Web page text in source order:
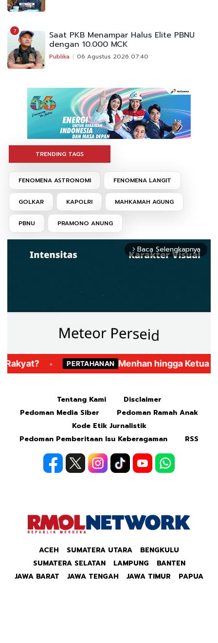
7 Saat PKB Menampar Halus Elite PBNU
dengan 10.000 MCK
Publika 06 Agustus 2026 07:40
TRENDING TAGS
FENOMENA ASTRONOMI FENOMENA LANGIT
GOLKAR KAPOLRI MAHKAMAH AGUNG
PBNU PRAMONO ANUNG
arrow_forward_ios Baca Selengkapnya
Tentang Kami
Disclaimer
Pedoman Media Siber
Pedoman Ramah Anak
Kode Etik Jurnalistik
Pedoman Pemberitaan Isu Keberagaman
RSS
ACEH SUMATERA UTARA
BENGKULU
SUMATERA SELATAN
LAMPUNG
BANTEN
JAWA BARAT
JAWA TENGAH JAWA TIMUR PAPUA